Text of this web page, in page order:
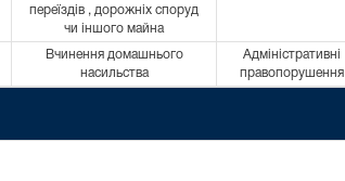
переїздів , дорожніх споруд
чи іншого майна
Вчинення домашнього
насильства
Адміністративні
правопорушення